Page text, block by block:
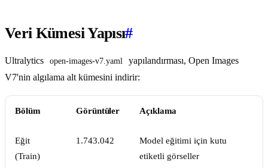
Veri Kümesi Yapısı#
Ultralytics open-images-v7.yaml
yapılandırması, Open Images
V7'nin algılama alt kümesini indirir:
Bölüm Görüntüler Açıklama
Eğit
(Train)
1.743.042
Model eğitimi için kutu
etiketli görseller